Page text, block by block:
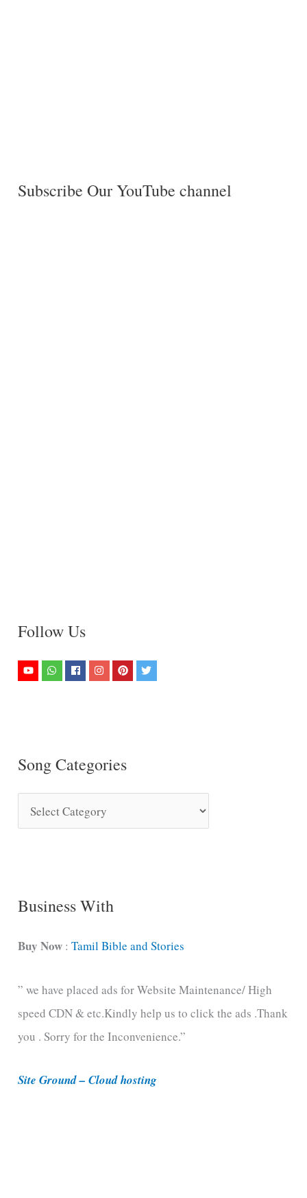
Subscribe Our YouTube channel
Follow Us
Song Categories
o
C
t
g
o
r
e
Business With
Buy Now :Tamil Bible and Stories
” we have placed ads for Website Maintenance/ High
speed CDN & etc.Kindly help us to click the ads .Thank
you . Sorry for the Inconvenience.”
Site Ground – Cloud hosting